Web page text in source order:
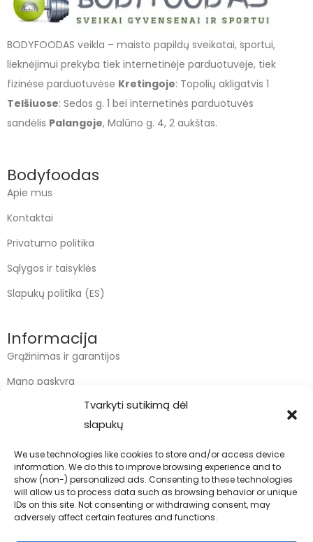
Tvarkyti sutikimą dėl
slapukų
We use technologies like cookies to store and/or access device
information. We do this to improve browsing experience and to
show (non-) personalized ads. Consenting to these technologies
will allow us to process data such as browsing behavior or unique
IDs on this site. Not consenting or withdrawing consent, may
adversely affect certain features and functions.
BODYFOODAS veikla – maisto papildų sveikatai, sportui,
lieknėjimui prekyba tiek internetinėje parduotuvėje, tiek
fizinėse parduotuvėse Kretingoje: Topolių akligatvis 1
Telšiuose: Sedos g. 1 bei internetinės parduotuvės
sandėlis Palangoje, Malūno g. 4, 2 aukštas.
Bodyfoodas
Apie mus
Kontaktai
Privatumo politika
Sąlygos ir taisyklės
Slapukų politika (ES)
Informacija
Grąžinimas ir garantijos
Mano paskyra
Kontaktai
info@bodyfoodas.lt
+370 600 77017